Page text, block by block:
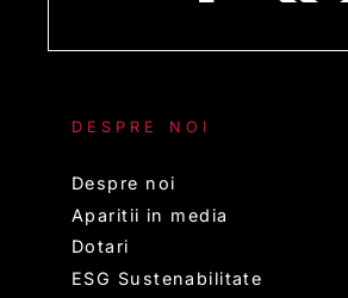
DESPRE NOI
Despre noi
Aparitii in media
Dotari
ESG Sustenabilitate